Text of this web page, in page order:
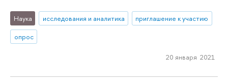
Наука исследования и аналитика
приглашение к участию
опрос
20 января 2021